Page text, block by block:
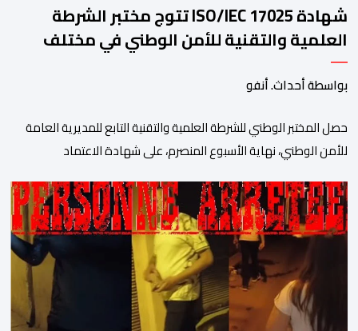
شهادة ISO/IEC 17025 تتوج مختبر الشرطة
العلمية والتقنية للأمن الوطني في مختلف
الخبرات الجنائية
بواسطة أحداث. أنفو
حصل المختبر الوطني للشرطة العلمية والتقنية التابع للمديرية العامة
للأمن الوطني، نهاية الأسبوع المنصرم، على شهادة الاعتماد
مختلف التخصصات والخبرات الشرعية، بما فيها فروع البيولوجيا والكيمياء،
وتدقيق وفحص الوثائق، والحرائق والمتفجرات، وكذا الآثار الرقمية
والمخدرات والمواد السمومية.وكانت المنظمة الأمريكية للاعتماد
والتقييس ″The ANSI National Accreditation Board″، المختصة […]